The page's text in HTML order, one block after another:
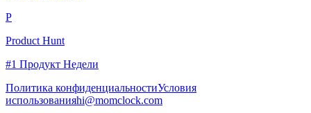
P
Product Hunt
#1 Продукт Недели
Политика конфиденциальностиУсловия
использованияhi@momclock.com